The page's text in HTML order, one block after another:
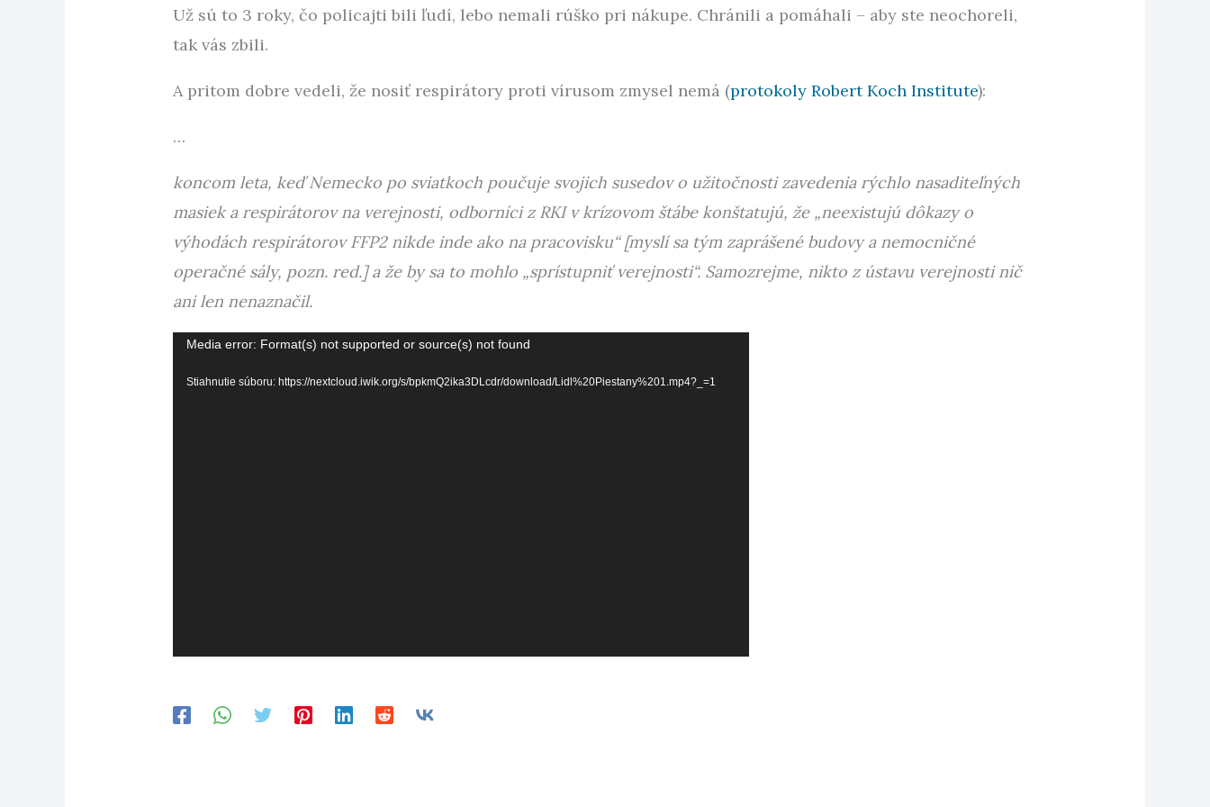
Už sú to 3 roky, čo policajti bili ľudí, lebo nemali rúško pri nákupe. Chránili a pomáhali – aby ste neochoreli,
tak vás zbili.
A pritom dobre vedeli, že nosiť respirátory proti vírusom zmysel nemá (protokoly Robert Koch Institute):
…
koncom leta, keď Nemecko po sviatkoch poučuje svojich susedov o užitočnosti zavedenia rýchlo nasaditeľných
masiek a respirátorov na verejnosti, odborníci z RKI v krízovom štábe konštatujú, že „neexistujú dôkazy o
výhodách respirátorov FFP2 nikde inde ako na pracovisku“ [myslí sa tým zaprášené budovy a nemocničné
operačné sály, pozn. red.] a že by sa to mohlo „sprístupniť verejnosti“. Samozrejme, nikto z ústavu verejnosti nič
ani len nenaznačil.
Video
prehrávač
Media error: Format(s) not supported or source(s) not found
Stiahnutie súboru: https://nextcloud.iwik.org/s/bpkmQ2ika3DLcdr/download/Lidl%20Piestany%201.mp4?_=1